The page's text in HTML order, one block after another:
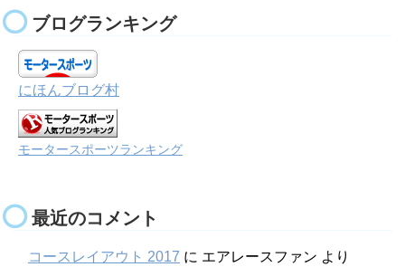
ブログランキング
にほんブログ村
モータースポーツランキング
最近のコメント
コースレイアウト 2017 に エアレースファン より